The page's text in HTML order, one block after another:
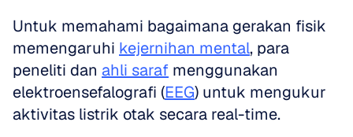
Untuk memahami bagaimana gerakan fisik
memengaruhi kejernihan mental, para
peneliti dan ahli saraf menggunakan
elektroensefalografi (EEG) untuk mengukur
aktivitas listrik otak secara real-time.